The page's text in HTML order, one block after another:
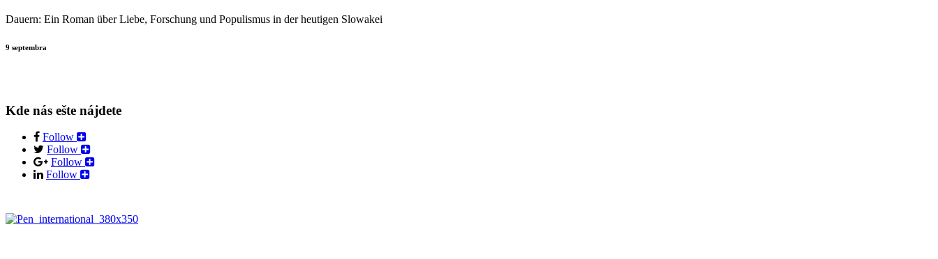
Dauern: Ein Roman über Liebe, Forschung und Populismus in der heutigen Slowakei
9 septembra
Kde nás ešte nájdete
Follow
Follow
Follow
Follow